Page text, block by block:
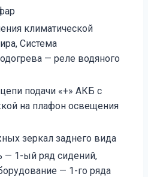
климатической
Система
— реле водяного
подачи «+» АКБ с
на плафон освещения
зеркал заднего вида
— 1-ый ряд сидений,
— 1-го ряда